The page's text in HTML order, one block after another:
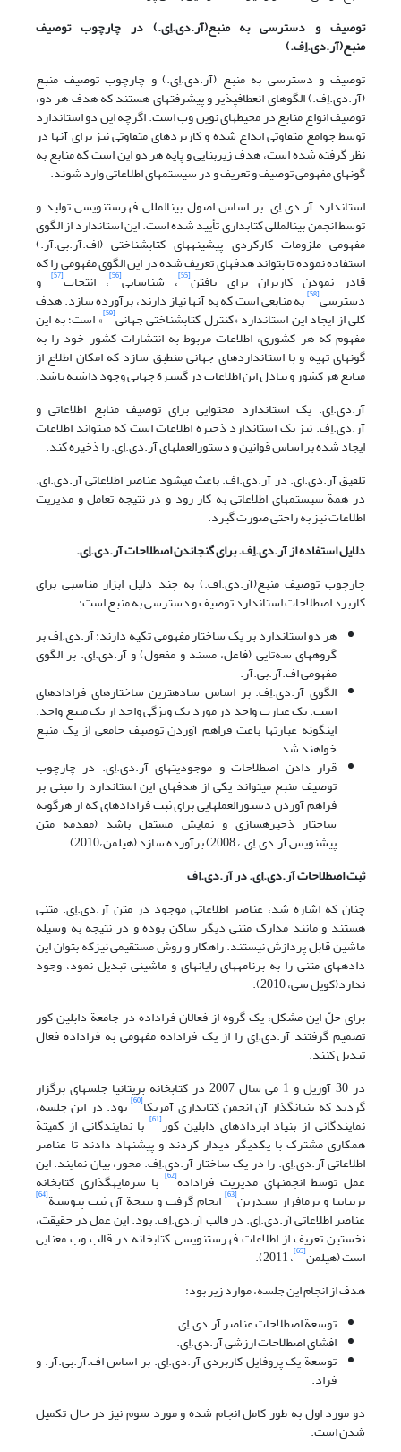
توصیف و دسترسی به منبع(آر.دی.اِی.) در چارچوب توصیف
منبع(آر.دی.اِف.)
توصیف و دسترسی به منبع (آر.دی.اِی.) و چارچوب توصیف منبع
(آر.دی.اِف.) الگوهای انعطاف‎پذیر و پیشرفته‎ای هستند که هدف هر دو،
توصیف انواع منابع در محیطهای نوین وب است. اگرچه این دو استاندارد
توسط جوامع متفاوتی ابداع شده و کاربردهای متفاوتی نیز برای آنها در
نظر گرفته شده است، هدف زیربنایی و پایه هر دو این است که منابع به
گونه‎ای مفهومی توصیف و تعریف و در سیستمهای اطلاعاتی وارد شوند.
استاندارد آر.دی.اِی. بر اساس اصول بین‎المللی فهرست‎نویسی تولید و
توسط انجمن بین‎المللی کتابداری تأیید شده است. این استاندارد از الگوی
مفهومی ملزومات کارکردی پیشینه‎های کتابشناختی (اف.آر.بی.آر.)
استفاده نموده تا بتواند هدفهای تعریف شده در این الگوی مفهومی را که
قادر نمودن کاربران برای یافتن[55] ، شناسایی[56] ، انتخاب[57] و
دسترسی[58] به منابعی است که به آنها نیاز دارند، برآورده سازد. هدف
کلی از ایجاد این استاندارد «کنترل کتابشناختی جهانی[59] » است؛ به این
مفهوم که هر کشوری، اطلاعات مربوط به انتشارات کشور خود را به
گونه‎ای تهیه و با استانداردهای جهانی منطبق سازد که امکان اطلاع از
منابع هر کشور و تبادل این اطلاعات در گسترة جهانی وجود داشته باشد.
آر.دی.اِی. یک استاندارد محتوایی برای توصیف منابع اطلاعاتی و
آر.دی.اِف. نیز یک استاندارد ذخیرة اطلاعات است که می‎تواند اطلاعات
ایجاد شده بر اساس قوانین و دستورالعملهای آر.دی.اِی. را ذخیره کند.
تلفیق آر.دی.اِی. در آر.دی.اِف. باعث می‎شود عناصر اطلاعاتی آر.دی.اِی.
در همة سیستمهای اطلاعاتی به کار رود و در نتیجه تعامل و مدیریت
اطلاعات نیز به راحتی صورت گیرد.
دلایل استفاده از آر.دی.اِف. برای گنجاندن اصطلاحات آر.دی.اِی.
چارچوب توصیف منبع(آر.دی.اِف.) به چند دلیل ابزار مناسبی برای
کاربرد اصطلاحات استاندارد توصیف و دسترسی به منبع است:
هر دو استاندارد بر یک ساختار مفهومی تکیه دارند: آر.دی.اِف بر
گروه‎های سه‌تایی (فاعل، مسند و مفعول) و آر.دی.اِی. بر الگوی
مفهومی اف.آر.بی.آر.
الگوی آر.دی.اِف. بر اساس ساده‎ترین ساختارهای فراداده‎ای
است. یک عبارت واحد در مورد یک ویژگی واحد از یک منبع واحد.
این‎گونه عبارتها باعث فراهم آوردن توصیف جامعی از یک منبع
خواهند شد.
قرار دادن اصطلاحات و موجودیتهای آر.دی.اِی. در چارچوب
توصیف منبع می‎تواند یکی از هدفهای این استاندارد را مبنی بر
فراهم آوردن دستورالعملهایی برای ثبت فراداده‎ای که از هرگونه
ساختار ذخیره‎سازی و نمایش مستقل باشد (مقدمه متن
پیش‎نویس آر.دی.اِی.، 2008) برآورده سازد (هیلمن،2010).
ثبت اصطلاحات آر.دی.اِی. در آر.دی.اِف
چنان که اشاره شد، عناصر اطلاعاتی موجود در متن آر.دی.اِی. متنی
هستند و مانند مدارک متنی دیگر ساکن بوده و در نتیجه به وسیلة
ماشین قابل پردازش نیستند. راهکار و روش مستقیمی نیزکه بتوان این
داده‎های متنی را به برنامه‎های رایانه‎ای و ماشینی تبدیل نمود، وجود
ندارد(کویل سی، 2010).
برای حلّ این مشکل، یک گروه از فعالان فراداده در جامعة دابلین کور
تصمیم گرفتند آر.دی.اِی را از یک فراداده مفهومی به فراداده فعال
تبدیل کنند.
در 30 آوریل و 1 می سال 2007 در کتابخانه بریتانیا جلسه‎ای برگزار
گردید که بنیانگذار آن انجمن کتابداری آمریکا[60] بود. در این جلسه،
نمایندگانی از بنیاد ابرداده‎ای دابلین کور [61] با نمایندگانی از کمیتة
همکاری مشترک با یکدیگر دیدار کردند و پیشنهاد دادند تا عناصر
اطلاعاتی آر.دی.اِی. را در یک ساختار آر.دی.اِف. محور، بیان نمایند. این
عمل توسط انجمنهای مدیریت فراداده[62] با سرمایه‎گذاری کتابخانه
بریتانیا و نرم‎افزار سیدرین [63] انجام گرفت و نتیجة آن ثبت پیوستة[64]
عناصر اطلاعاتی آر.دی.اِی. در قالب آر.دی.اِف. بود. این عمل در حقیقت،
نخستین تعریف از اطلاعات فهرست‎نویسی کتابخانه در قالب وب معنایی
است (هیلمن[65]
، 2011).
هدف از انجام این جلسه، موارد زیر بود:
توسعة اصطلاحات عناصر آر.دی.اِی.
افشای اصطلاحات ارزشی آر.دی.اِی.
توسعة یک پروفایل کاربردی آر.دی.اِی. بر اساس اف.آر.بی.آر. و
فراد.
دو مورد اول به طور کامل انجام شده و مورد سوم نیز در حال تکمیل
شدن است.